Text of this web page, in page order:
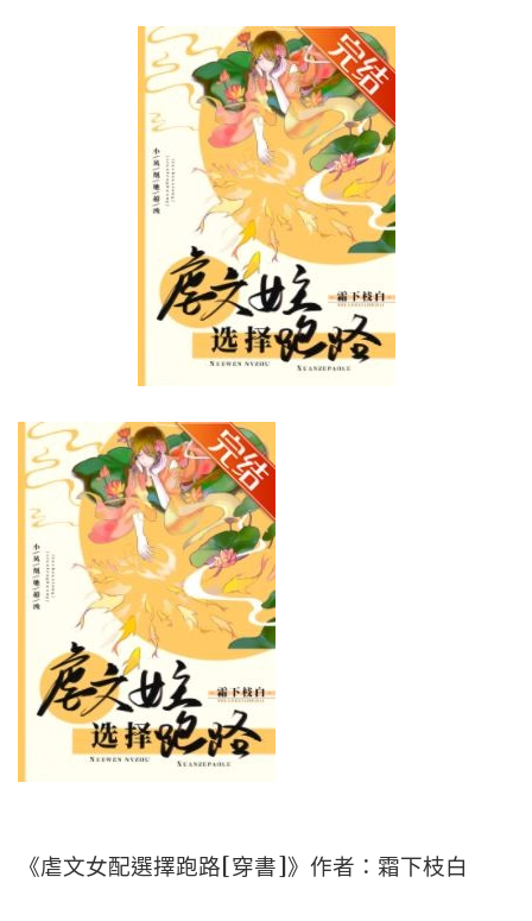
《虐文女配選擇跑路[穿書]》作者：霜下枝白